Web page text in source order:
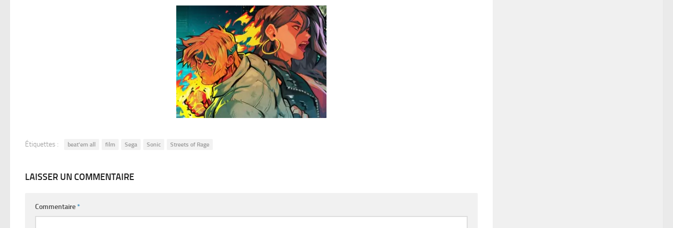
Étiquettes : beat'em all film Sega Sonic Streets of Rage
LAISSER UN COMMENTAIRE
Commentaire*